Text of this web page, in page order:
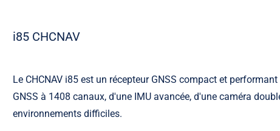
i85 CHCNAV
Le CHCNAV i85 est un récepteur GNSS compact et
GNSS à 1408 canaux, d'une IMU avancée, d'une caméra
environnements difficiles.